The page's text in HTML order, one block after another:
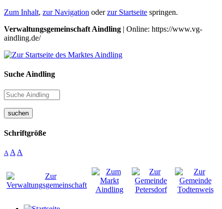
Zum Inhalt, zur Navigation oderzur Startseite springen.
Verwaltungsgemeinschaft Aindling | Online: https://www.vg-
aindling.de/
Suche Aindling
suchen
Schriftgröße
A A A